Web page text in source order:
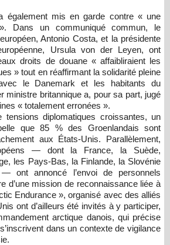
a également mis en garde contre « une
Dans un communiqué commun, le
Antonio Costa, et la présidente
Ursula von der Leyen, ont
droits de douane « affaibliraient les
» tout en réaffirmant la solidarité pleine
le Danemark et les habitants du
ministre britannique a, pour sa part, jugé
« totalement erronées ».
diplomatiques croissantes, un
que 85 % des Groenlandais sont
aux États-Unis. Parallèlement,
— dont la France, la Suède,
les Pays-Bas, la Finlande, la Slovénie
ont annoncé l’envoi de personnels
d’une mission de reconnaissance liée à
Endurance », organisé avec des alliés
ont d’ailleurs été invités à y participer,
arctique danois, qui précise
dans un contexte de vigilance